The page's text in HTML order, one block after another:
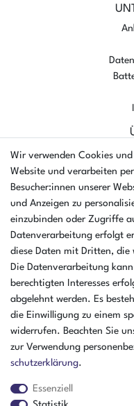
Wir verwenden Cookies
Website und verarbeiten
Besucher:innen unserer
und Anzeigen zu
einzubinden oder Zugriffe
Datenverarbeitung erfolgt
diese Daten mit Dritten, die
Die Datenverarbeitung
berechtigten Interesses
abgelehnt werden. Es
die Einwilligung zu einem
widerrufen. Beachten Sie
zur Verwendung
schutz­erklärung.
Essenziell